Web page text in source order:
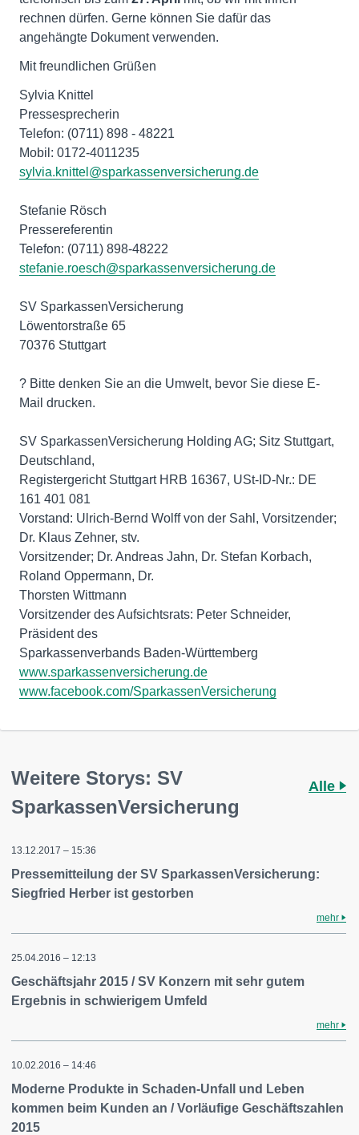
rechnen dürfen. Gerne können Sie dafür das
angehängte Dokument verwenden.
Mit freundlichen Grüßen
Sylvia Knittel
Pressesprecherin
Telefon: (0711) 898 - 48221
sylvia.knittel@sparkassenversicherung.de
Stefanie Rösch
Pressereferentin
stefanie.roesch@sparkassenversicherung.de
SV SparkassenVersicherung
Löwentorstraße 65
70376 Stuttgart
? Bitte denken Sie an die Umwelt, bevor Sie diese E-
Mail drucken.
SV SparkassenVersicherung Holding AG; Sitz Stuttgart,
Deutschland,
Registergericht Stuttgart HRB 16367, USt-ID-Nr.: DE
161 401 081
Vorstand: Ulrich-Bernd Wolff von der Sahl, Vorsitzender;
Dr. Klaus Zehner, stv.
Vorsitzender; Dr. Andreas Jahn, Dr. Stefan Korbach,
Roland Oppermann, Dr.
Thorsten Wittmann
Vorsitzender des Aufsichtsrats: Peter Schneider,
Präsident des
www.sparkassenversicherung.de
www.facebook.com/SparkassenVersicherung
Weitere Storys: SV
SparkassenVersicherung
Alle
13.12.2017 – 15:36
Pressemitteilung der SV SparkassenVersicherung:
Siegfried Herber ist gestorben
mehr
25.04.2016 – 12:13
Geschäftsjahr 2015 / SV Konzern mit sehr gutem
Ergebnis in schwierigem Umfeld
mehr
10.02.2016 – 14:46
Moderne Produkte in Schaden-Unfall und Leben
kommen beim Kunden an / Vorläufige Geschäftszahlen
2015